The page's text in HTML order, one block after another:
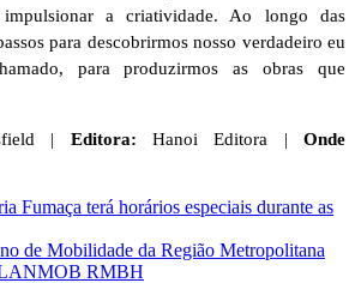
impulsionar a criatividade. Ao longo das
para descobrirmos nosso verdadeiro eu
para produzirmos as obras que
| Editora: Hanoi Editora | Onde
Fumaça terá horários especiais durante as
de Mobilidade da Região Metropolitana
RMBH